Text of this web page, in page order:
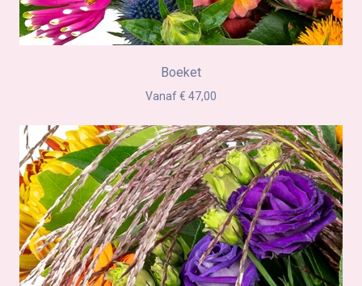
Boeket
Vanaf € 47,00